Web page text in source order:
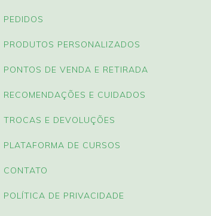
PEDIDOS
PRODUTOS PERSONALIZADOS
PONTOS DE VENDA E RETIRADA
RECOMENDAÇÕES E CUIDADOS
TROCAS E DEVOLUÇÕES
PLATAFORMA DE CURSOS
CONTATO
POLÍTICA DE PRIVACIDADE